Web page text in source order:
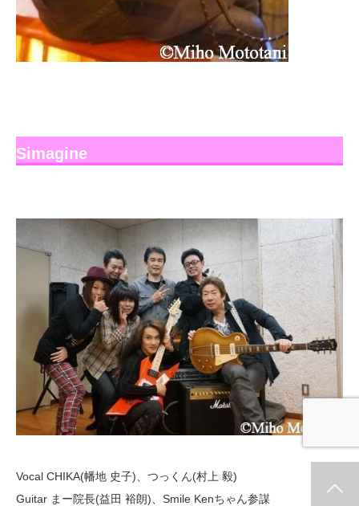
Simagine
Vocal CHIKA(幡地 史子)、つっくん(村上 毅)
Guitar まー院長(益田 裕朗)、Smile Kenちゃん参謀
ホーム 新着情報 シェア お問合せ